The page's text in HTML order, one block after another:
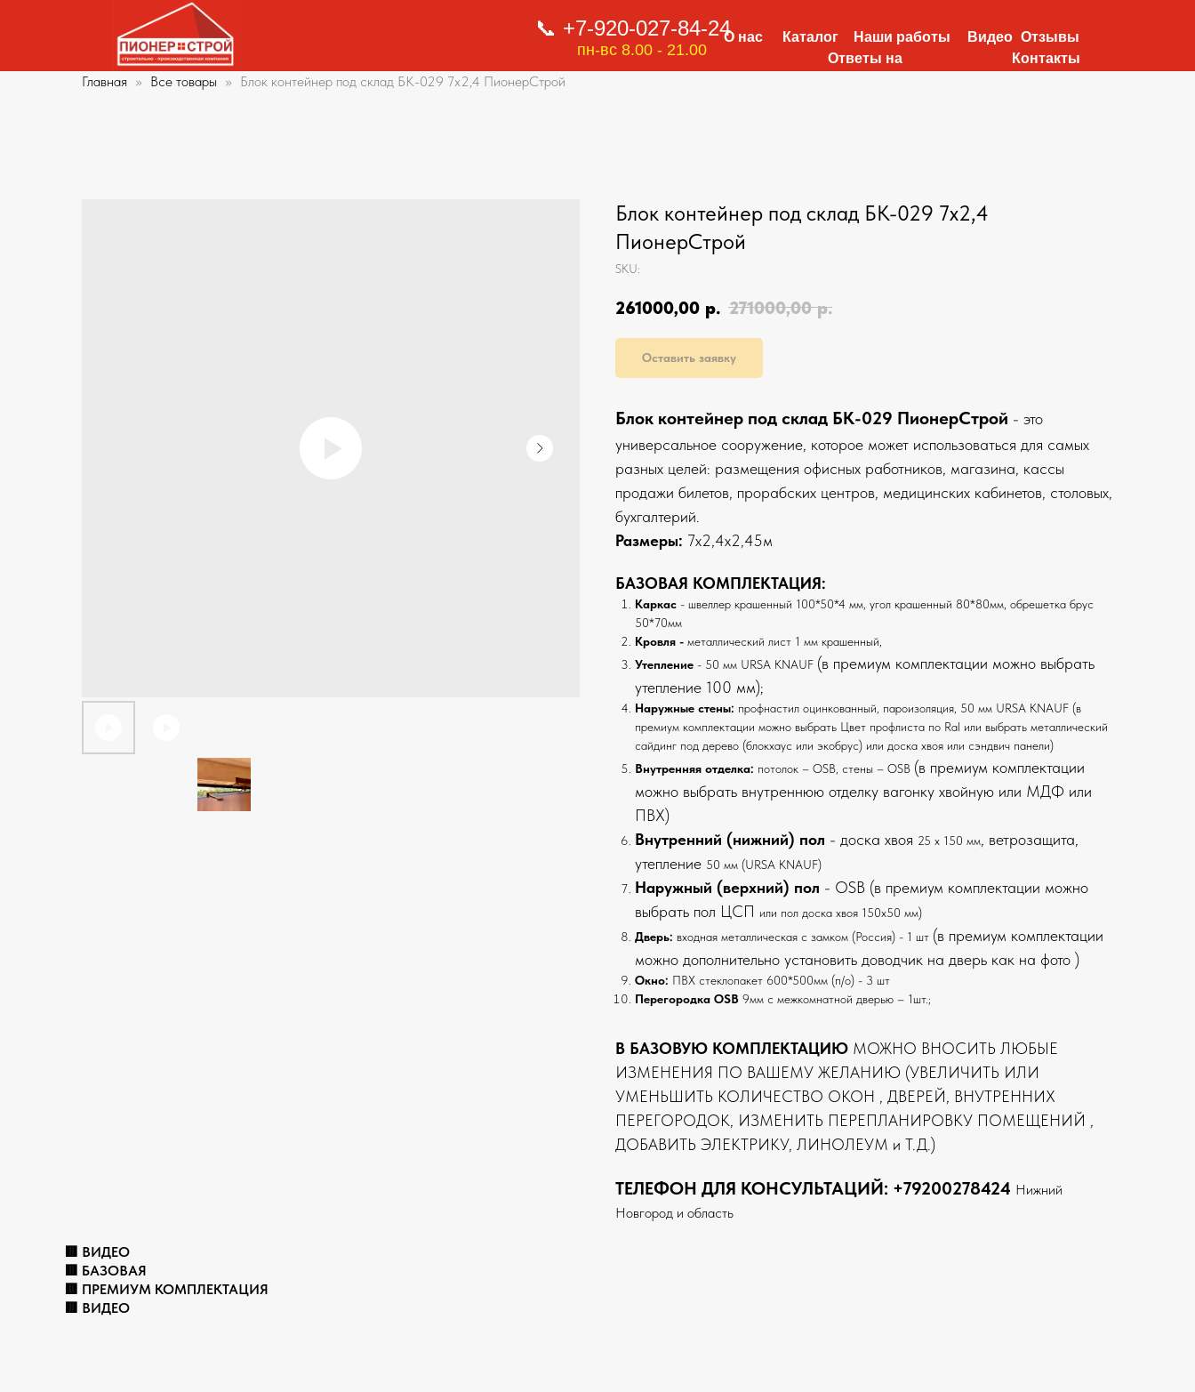
О нас
Ответы на
вопросы
Каталог
Контакты
Наши работы Видео Отзывы
📞 +7-920-027-84-24
пн-вс 8.00 - 21.00
Главная Все товары Блок контейнер под склад БК-029 7х2,4 ПионерСтрой
Блок контейнер под склад БК-029 7х2,4
ПионерСтрой
SKU:
261000,00 р. 271000,00 р.
Оставить заявку
Блок контейнер под склад БК-029 ПионерСтрой - это
универсальное сооружение, которое может использоваться для самых
разных целей: размещения офисных работников, магазина, кассы
продажи билетов, прорабских центров, медицинских кабинетов, столовых,
бухгалтерий.
Размеры: 7х2,4х2,45м
БАЗОВАЯ КОМПЛЕКТАЦИЯ:
Каркас - швеллер крашенный 100*50*4 мм, угол крашенный 80*80мм, обрешетка брус
50*70мм
Кровля - металлический лист 1 мм крашенный,
Утепление - 50 мм URSA KNAUF (в премиум комплектации можно выбрать
утепление 100 мм);
Наружные стены: профнастил оцинкованный, пароизоляция, 50 мм URSA KNAUF (в
премиум комплектации можно выбрать Цвет профлиста по Ral или выбрать металлический
сайдинг под дерево (блокхаус или экобрус) или доска хвоя или сэндвич панели)
Внутренняя отделка: потолок – OSB, стены – OSB (в премиум комплектации
можно выбрать внутреннюю отделку вагонку хвойную или МДФ или
ПВХ)
Внутренний (нижний) пол - доска хвоя 25 х 150 мм, ветрозащита,
утепление 50 мм (URSA KNAUF)
Наружный (верхний) пол - OSB (в премиум комплектации можно
выбрать пол ЦСП или пол доска хвоя 150х50 мм)
Дверь: входная металлическая с замком (Россия) - 1 шт (в премиум комплектации
можно дополнительно установить доводчик на дверь как на фото )
Окно: ПВХ стеклопакет 600*500мм (п/о) - 3 шт
Перегородка OSB 9мм с межкомнатной дверью – 1шт.;
В БАЗОВУЮ КОМПЛЕКТАЦИЮ МОЖНО ВНОСИТЬ ЛЮБЫЕ
ИЗМЕНЕНИЯ ПО ВАШЕМУ ЖЕЛАНИЮ (УВЕЛИЧИТЬ ИЛИ
УМЕНЬШИТЬ КОЛИЧЕСТВО ОКОН , ДВЕРЕЙ, ВНУТРЕННИХ
ПЕРЕГОРОДОК, ИЗМЕНИТЬ ПЕРЕПЛАНИРОВКУ ПОМЕЩЕНИЙ ,
ДОБАВИТЬ ЭЛЕКТРИКУ, ЛИНОЛЕУМ и Т.Д.)
ТЕЛЕФОН ДЛЯ КОНСУЛЬТАЦИЙ: +79200278424 Нижний
Новгород и область
🟥 ВИДЕО
🟥 БАЗОВАЯ
🟥 ПРЕМИУМ КОМПЛЕКТАЦИЯ
🟥 ВИДЕО